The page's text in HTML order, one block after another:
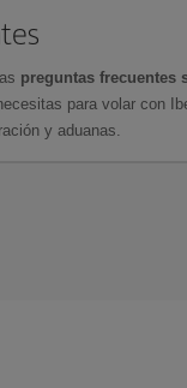
preguntas frecuentes
para volar con
y aduanas.